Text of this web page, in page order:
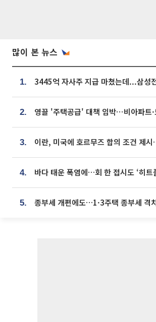
많이 본 뉴스
1.
2.
3.
4. 바다 태운 폭염에…회 한 접시도 ‘히트
5.